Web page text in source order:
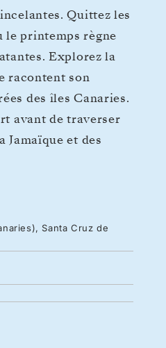
Quittez les
le printemps règne
Explorez la
racontent son
des îles Canaries.
avant de traverser
Jamaïque et des
Santa Cruz de